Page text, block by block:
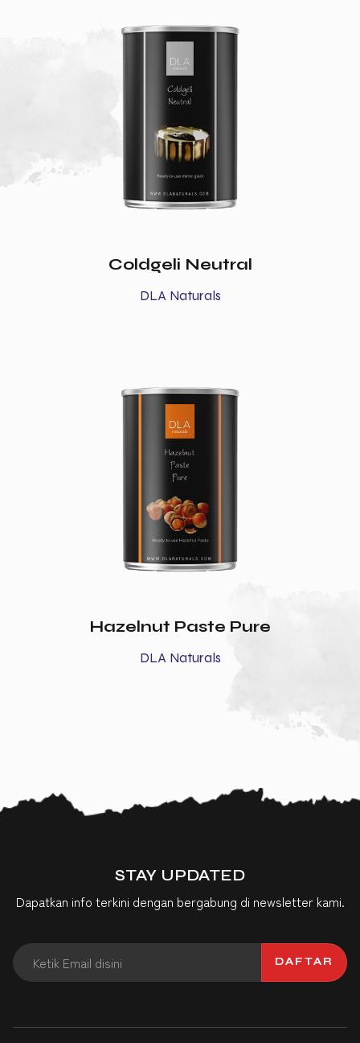
Coldgeli Neutral
DLA Naturals
Hazelnut Paste Pure
DLA Naturals
STAY UPDATED
Dapatkan info terkini dengan bergabung di newsletter kami.
DAFTAR